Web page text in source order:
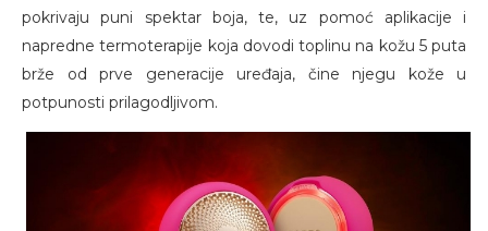
pokrivaju puni spektar boja, te, uz pomoć aplikacije i
napredne termoterapije koja dovodi toplinu na kožu 5 puta
brže od prve generacije uređaja, čine njegu kože u
potpunosti prilagodljivom.